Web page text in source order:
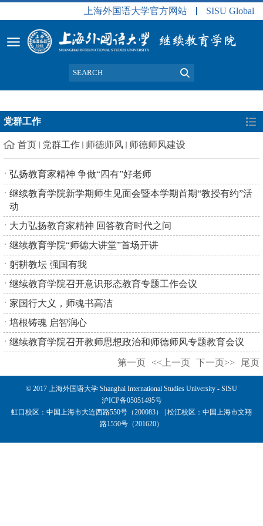
上海外国语大学官方网站 SISU Global
党群工作
首页 党群工作 师德师风 师德师风建设
弘扬教育家精神 争做“四有”好老师
继续教育学院新学期师生见面会暨本学期首期“教授有约”活
动
大力弘扬教育家精神 回答教育时代之问
继续教育学院“师德大讲堂”首场开讲
躬耕教坛 强国有我
继续教育学院召开意识形态教育专题工作会议
家国行大义，师魂书高洁
培根铸魂 启智润心
继续教育学院召开教师思想政治和师德师风专题教育会议
第一页 <<上一页 下一页>> 尾页
© 2017 上海外国语大学 Shanghai International Studies University - SISU
沪ICP备05051495号
虹口校区：中国上海市大连西路550号（200083） | 松江校区：中国上海市文翔
路1550号（201620）